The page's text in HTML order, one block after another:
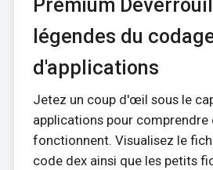
Premium
légendes du
d'applications
Jetez un coup d'œil sous le
applications pour
fonctionnent. Visualisez le
code dex ainsi que les petits